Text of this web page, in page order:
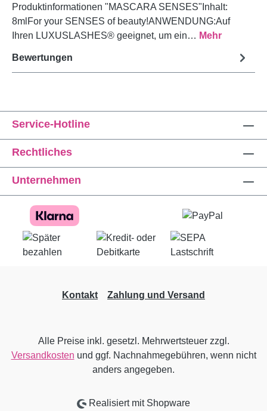
Produktinformationen "MASCARA SENSES"Inhalt:
8mlFor your SENSES of beauty!ANWENDUNG:Auf
Ihren LUXUSLASHES® geeignet, um ein… Mehr
Bewertungen
Service-Hotline
Rechtliches
Unternehmen
Kontakt Zahlung und Versand
Alle Preise inkl. gesetzl. Mehrwertsteuer zzgl.
Versandkosten und ggf. Nachnahmegebühren, wenn nicht
anders angegeben.
Realisiert mit Shopware